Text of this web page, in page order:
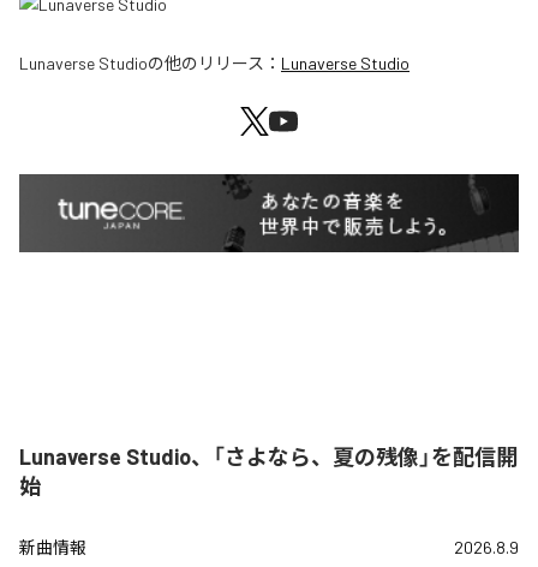
Lunaverse Studioの他のリリース： Lunaverse Studio
Lunaverse Studio、「さよなら、夏の残像」を配信開
始
新曲情報 2026.8.9